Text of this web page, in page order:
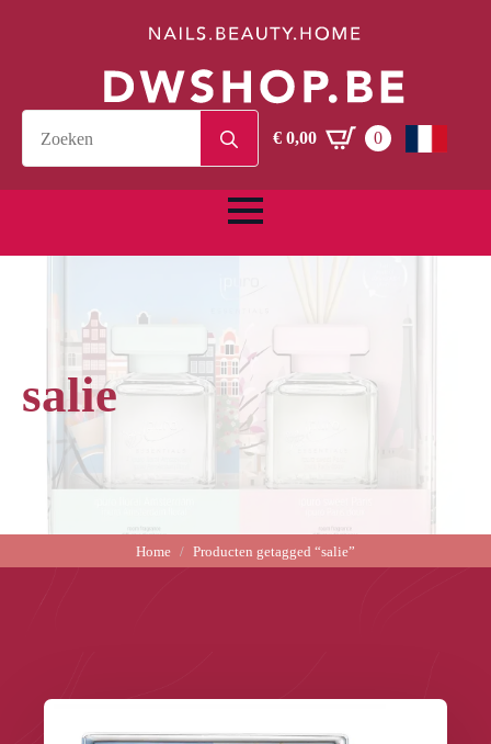
for:€0,00 0
salie
Home Producten getagged “salie”